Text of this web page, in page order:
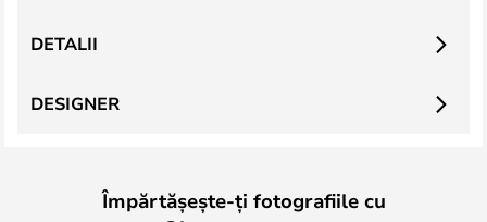
DETALII
DESIGNER
Împărtășește-ți fotografiile cu